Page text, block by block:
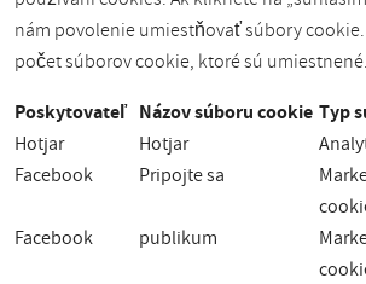
nám povolenie umiestňovať súbory
počet súborov cookie, ktoré sú umiestnené.
Poskytovateľ Názov súboru cookie Typ
Hotjar Hotjar
Facebook
Pripojte sa
Facebook
publikum